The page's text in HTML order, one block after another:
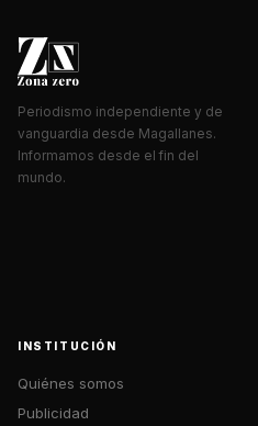
Periodismo independiente y de
vanguardia desde Magallanes.
Informamos desde el fin del
mundo.
INSTITUCIÓN
Quiénes somos
Publicidad